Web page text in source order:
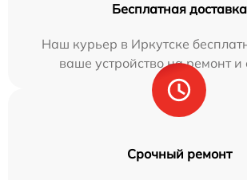
Бесплатная доставка
Наш курьер в Иркутске
ваше устройство на ремонт и
Срочный ремонт